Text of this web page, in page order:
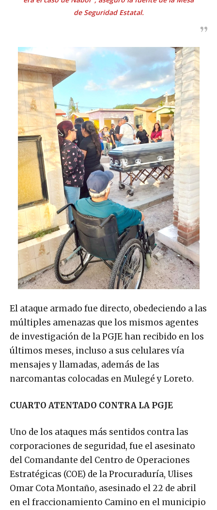
de Seguridad Estatal.
El ataque armado fue directo, obedeciendo a las
múltiples amenazas que los mismos agentes
de investigación de la PGJE han recibido en los
últimos meses, incluso a sus celulares vía
mensajes y llamadas, además de las
narcomantas colocadas en Mulegé y Loreto.
CUARTO ATENTADO CONTRA LA PGJE
Uno de los ataques más sentidos contra las
corporaciones de seguridad, fue el asesinato
del Comandante del Centro de Operaciones
Estratégicas (COE) de la Procuraduría, Ulises
Omar Cota Montaño, asesinado el 22 de abril
en el fraccionamiento Camino en el municipio